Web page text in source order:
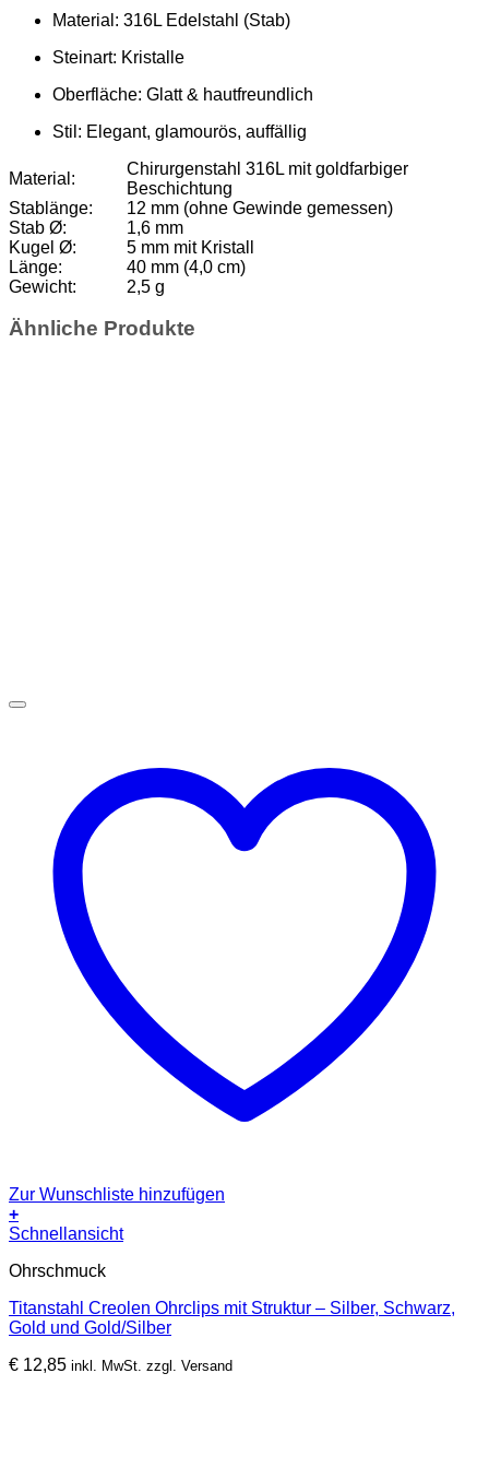
Material: 316L Edelstahl (Stab)
Steinart: Kristalle
Oberfläche: Glatt & hautfreundlich
Stil: Elegant, glamourös, auffällig
Material:
Chirurgenstahl 316L mit goldfarbiger
Beschichtung
Stablänge:
12 mm (ohne Gewinde gemessen)
Stab Ø:
1,6 mm
Kugel Ø:
5 mm mit Kristall
Länge:
40 mm (4,0 cm)
Gewicht:
2,5 g
Ähnliche Produkte
Zur Wunschliste hinzufügen
+
Dieses
weist
Varianten
auf.
Optionen
Schnellansicht
Ohrschmuck
Titanstahl Creolen Ohrclips mit Struktur – Silber, Schwarz,
Gold und Gold/Silber
€ 12,85 inkl. MwSt. zzgl. Versand